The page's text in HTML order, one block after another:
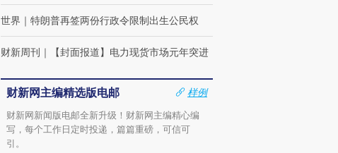
世界 ｜ 特朗普再签两份行政令限制出生公民权
财新周刊 ｜ 【封面报道】电力现货市场元年突进
财新网主编精选版电邮
样例
财新网新闻版电邮全新升级！财新网主编精心编
写，每个工作日定时投递，篇篇重磅，可信可
引。